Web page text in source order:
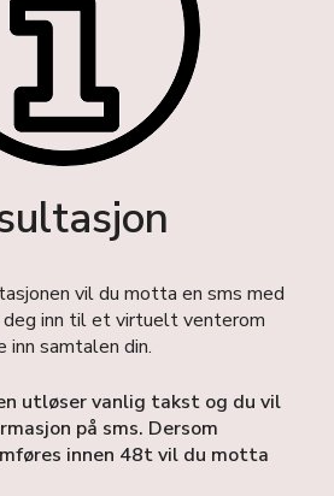
vil du motta en sms med
deg inn til et virtuelt venterom
inn samtalen din.
utløser vanlig takst og du vil
på sms. Dersom
innen 48t vil du motta